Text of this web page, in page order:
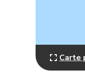
Carte